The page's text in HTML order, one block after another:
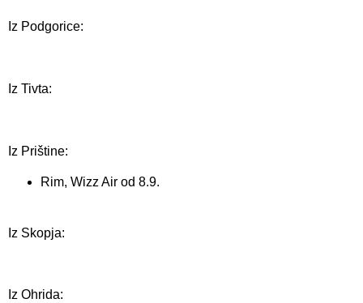
Iz Podgorice:
Iz Tivta:
Iz Prištine:
Rim, Wizz Air od 8.9.
Iz Skopja:
Iz Ohrida: